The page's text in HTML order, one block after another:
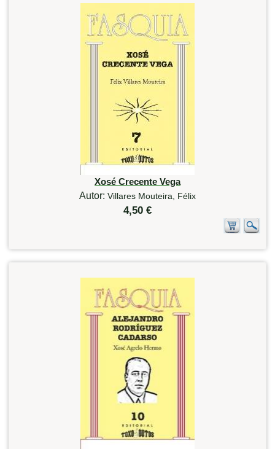
Xosé Crecente Vega
Autor: Villares Mouteira, Félix
4,50 €